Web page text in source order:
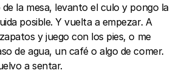
la mesa, levanto el culo y pongo la
posible. Y vuelta a empezar. A
y juego con los pies, o me
de agua, un café o algo de comer.
a sentar.